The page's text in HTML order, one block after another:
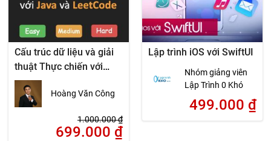
Cấu trúc dữ liệu và giải
thuật Thực chiến với
LeetCode
Hoàng Văn Công
1.000.000₫
699.000 ₫
Lập trình iOS với SwiftUI
Nhóm giảng viên
Lập Trình 0 Khó
499.000 ₫